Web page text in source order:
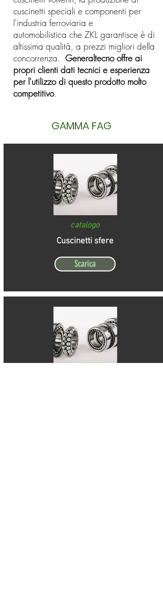
cuscinetti speciali e componenti per
l'industria ferroviaria e
automobilistica che ZKL garantisce è di
altissima qualità, a prezzi migliori della
concorrenza. Generaltecno offre ai
propri clienti dati tecnici e esperienza
per l'utilizzo di questo prodotto molto
competitivo.
GAMMA FAG
catalogo
Cuscinetti sfere
Scarica